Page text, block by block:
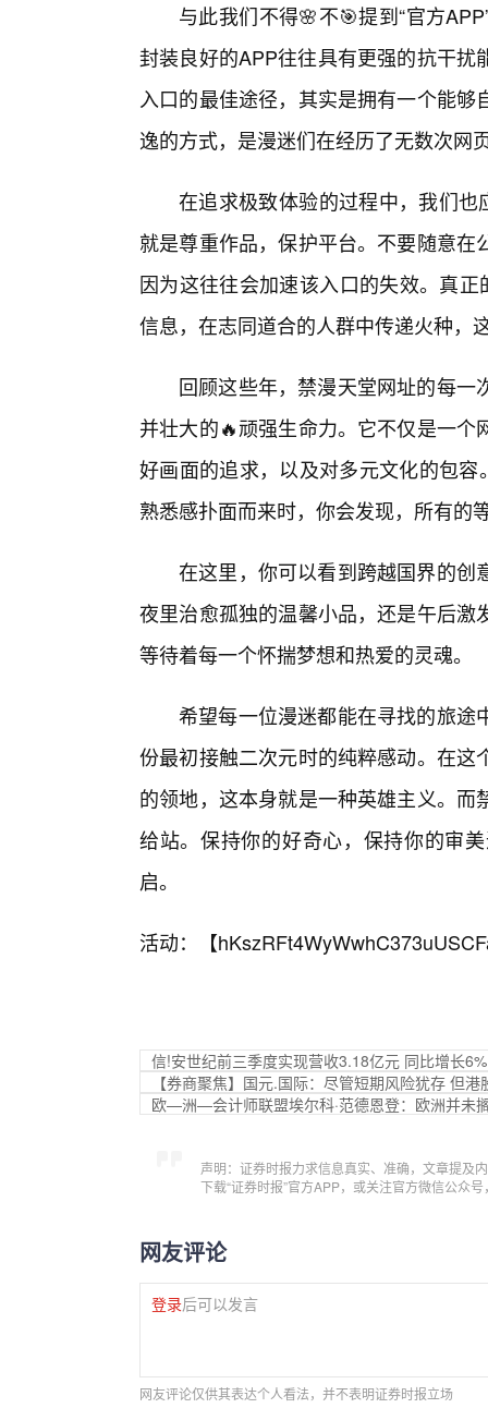
与此我们不得🌸不🎯提到“官方
封装良好的APP往往具有更强的抗干
入口的最佳途径，其实是拥有一个能
逸的方式，是漫迷们在经历了无数次网
在追求极致体验的过程中，我们也
就是尊重作品，保护平台。不要随意
因为这往往会加速该入口的失效。真
信息，在志同道合的人群中传递火种，
回顾这些年，禁漫天堂网址的每
并壮大的🔥顽强生命力。它不仅是一
好画面的追求，以及对多元文化的包
熟悉感扑面而来时，你会发现，所有的
在这里，你可以看到跨越国界的创
夜里治愈孤独的温馨小品，还是午后
等待着每一个怀揣梦想和热爱的灵魂。
希望每一位漫迷都能在寻找的旅途
份最初接触二次元时的纯粹感动。在
的领地，这本身就是一种英雄主义。
给站。保持你的好奇心，保持你的审
启。
活动：【
信!安世纪前三季度实现营收3.18亿元 同比增长6%
【券商聚焦】国元.国际：尽管短期风险犹存 但
欧—洲—会计师联盟埃尔科·范德恩登：欧洲并未
声明：证券时报力求信息真实、准确，文章提及
下载“证券时报”官方APP，或关注官方微信公众
网友评论
登录后可以发言
网友评论仅供其表达个人看法，并不表明证券时报立场